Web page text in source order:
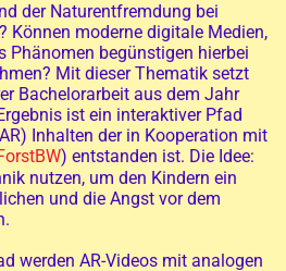
der Naturentfremdung bei
Können moderne digitale Medien,
Phänomen begünstigen hierbei
Mit dieser Thematik setzt
Bachelorarbeit aus dem Jahr
ist ein interaktiver Pfad
Inhalten der in Kooperation mit
) entstanden ist. Die Idee:
nutzen, um den Kindern ein
und die Angst vor dem
werden AR-Videos mit analogen